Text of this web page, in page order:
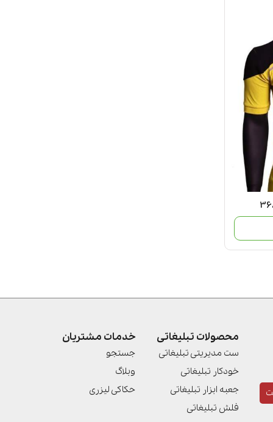
محصولات تبلیغاتی
ست مدیریتی تبلیغاتی
خودکار تبلیغاتی
جعبه ابزار تبلیغاتی
فلش تبلیغاتی
خدمات مشتریان
جستجو
وبلاگ
حکاکی لیزری